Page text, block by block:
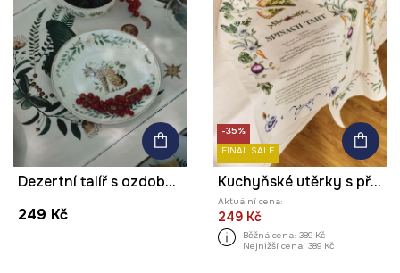
Dezertní talíř s ozdobným vzorem
249 Kč
-35%
FINAL SALE
Kuchyňské utěrky s příměsí lnu, se vzorem (2-pack)
Aktuální cena:
249 Kč
Běžná cena: 389 Kč
Nejnižší cena: 389 Kč